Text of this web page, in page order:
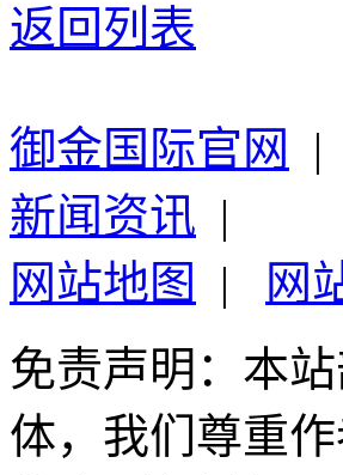
返回列表
御金国际官网 |
新闻资讯 |
网站地图
|
网
免责声明：本
体，我们尊重